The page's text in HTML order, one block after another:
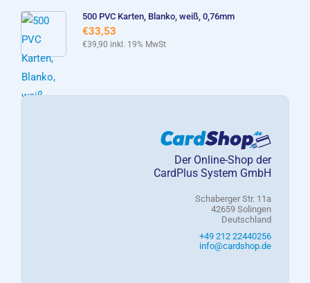
500 PVC Karten, Blanko, weiß, 0,76mm
€33,53
€39,90 inkl. 19% MwSt
Der Online-Shop der
CardPlus System GmbH
Schaberger Str. 11a
42659 Solingen
Deutschland
+49 212 22440256
info@cardshop.de